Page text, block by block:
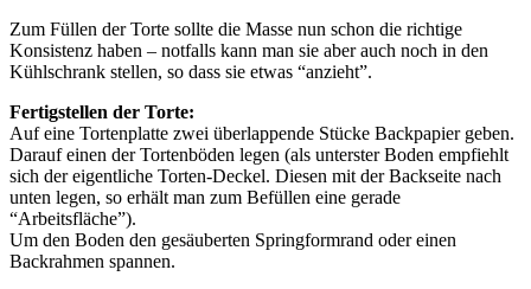
Zum Füllen der Torte sollte die Masse nun schon die richtige
Konsistenz haben – notfalls kann man sie aber auch noch in den
Kühlschrank stellen, so dass sie etwas “anzieht”.
Fertigstellen der Torte:
Auf eine Tortenplatte zwei überlappende Stücke Backpapier geben.
Darauf einen der Tortenböden legen (als unterster Boden empfiehlt
sich der eigentliche Torten-Deckel. Diesen mit der Backseite nach
unten legen, so erhält man zum Befüllen eine gerade
“Arbeitsfläche”).
Um den Boden den gesäuberten Springformrand oder einen
Backrahmen spannen.